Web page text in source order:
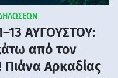
ΑΥΓΟΥΣΤΟΥ:
από τον
Πιάνα Αρκαδίας